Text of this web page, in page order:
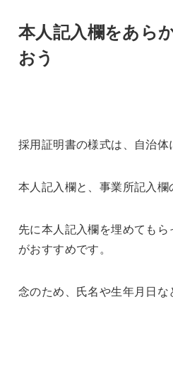
本人記入欄をあら
おう
採用証明書の様式は、自治体
本人記入欄と、事業所記入欄
先に本人記入欄を埋めても
がおすすめです。
念のため、氏名や生年月日